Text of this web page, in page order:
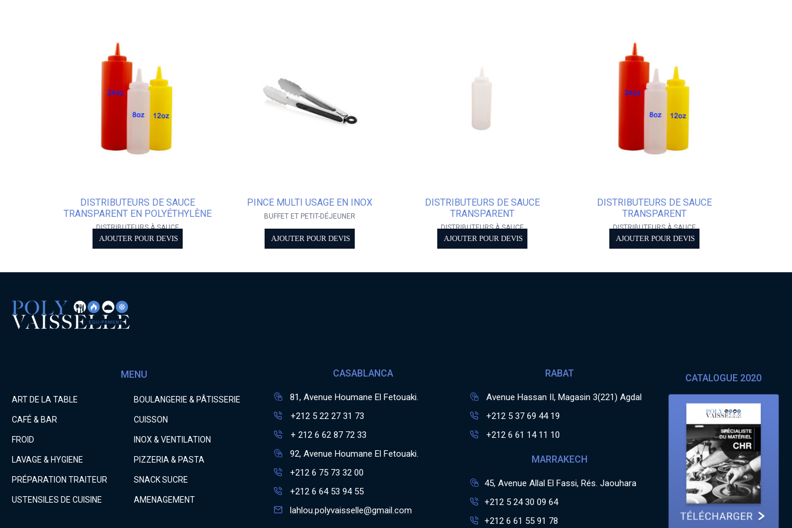
DISTRIBUTEURS DE SAUCE
TRANSPARENT EN POLYÉTHYLÈNE
DISTRIBUTEURS À SAUCE
AJOUTER POUR DEVIS
PINCE MULTI USAGE EN INOX
BUFFET ET PETIT-DÉJEUNER
AJOUTER POUR DEVIS
DISTRIBUTEURS DE SAUCE
TRANSPARENT
DISTRIBUTEURS À SAUCE
AJOUTER POUR DEVIS
DISTRIBUTEURS DE SAUCE
TRANSPARENT
DISTRIBUTEURS À SAUCE
AJOUTER POUR DEVIS
MENU
ART DE LA TABLE BOULANGERIE & PÂTISSERIE
CAFÉ & BAR CUISSON
FROID INOX & VENTILATION
LAVAGE & HYGIENE PIZZERIA & PASTA
PRÉPARATION TRAITEUR SNACK SUCRE
USTENSILES DE CUISINE AMENAGEMENT
CASABLANCA
81, Avenue Houmane El Fetouaki.
+212 5 22 27 31 73
+ 212 6 62 87 72 33
92, Avenue Houmane El Fetouaki.
+212 6 75 73 32 00
+212 6 64 53 94 55
lahlou.polyvaisselle@gmail.com
RABAT
Avenue Hassan II, Magasin 3(221) Agdal
+212 5 37 69 44 19
+212 6 61 14 11 10
MARRAKECH
45, Avenue Allal El Fassi, Rés. Jaouhara
+212 5 24 30 09 64
+212 6 61 55 91 78
CATALOGUE 2020